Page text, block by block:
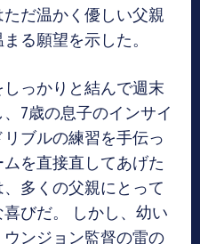
だ温かく優しい父親
る願望を示した。
っかりと結んで週末
7歳の息子のインサイ
ブルの練習を手伝っ
を直接直してあげた
多くの父親にとって
びだ。 しかし、幼い
ンジョン監督の雷の